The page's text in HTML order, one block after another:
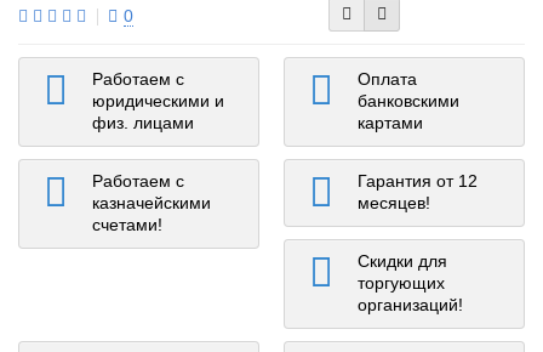
0
Работаем с
юридическими и
физ. лицами
Оплата
банковскими
картами
Работаем с
казначейскими
счетами!
Гарантия от 12
месяцев!
Скидки для
торгующих
организаций!